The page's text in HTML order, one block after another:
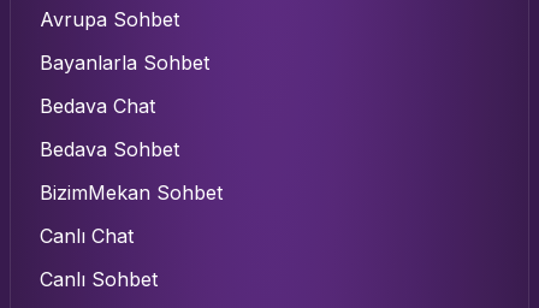
Avrupa Sohbet
Bayanlarla Sohbet
Bedava Chat
Bedava Sohbet
BizimMekan Sohbet
Canlı Chat
Canlı Sohbet